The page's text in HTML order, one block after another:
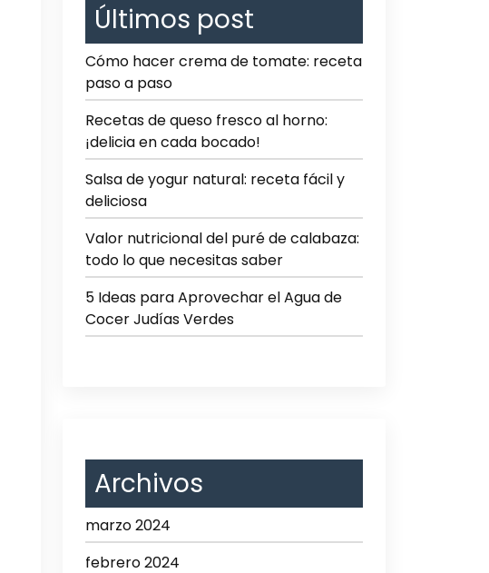
Últimos post
Cómo hacer crema de tomate: receta
paso a paso
Recetas de queso fresco al horno:
¡delicia en cada bocado!
Salsa de yogur natural: receta fácil y
deliciosa
Valor nutricional del puré de calabaza:
todo lo que necesitas saber
5 Ideas para Aprovechar el Agua de
Cocer Judías Verdes
Archivos
marzo 2024
febrero 2024